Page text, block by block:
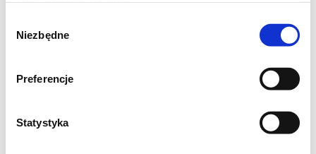
zgody
Niezbędne
Preferencje
Statystyka